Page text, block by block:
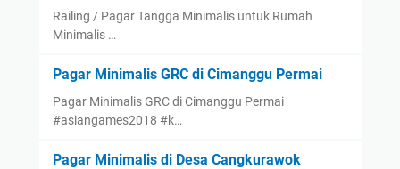
Railing / Pagar Tangga Minimalis untuk Rumah
Minimalis …
Pagar Minimalis GRC di Cimanggu Permai
Pagar Minimalis GRC di Cimanggu Permai
#asiangames2018 #k…
Pagar Minimalis di Desa Cangkurawok